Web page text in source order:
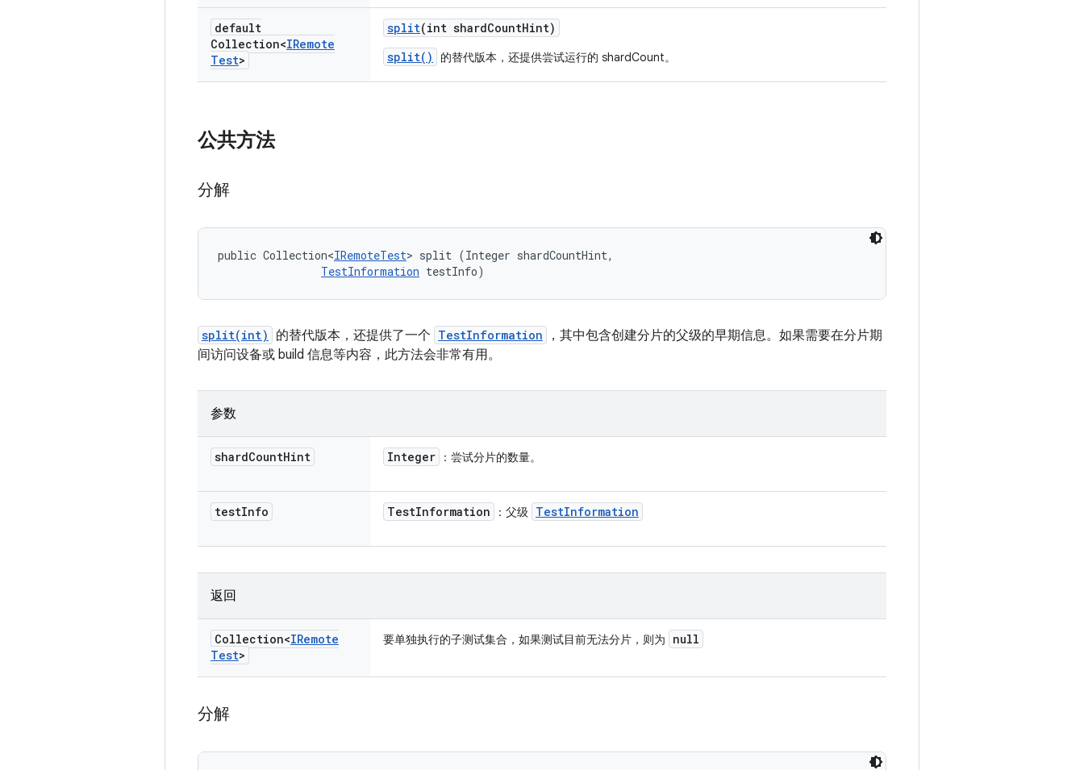
default
Collection<IRemote
Test>
split(int shardCountHint)
split()
的替代版本，还提供尝试运行的 shardCount。
公共方法
分解
public Collection<IRemoteTest> split (Integer shardCountHint,
TestInformation testInfo)
split(int) 的替代版本，还提供了一个 TestInformation
，其中包含创建分片的父级的早期信息。如果需要在分片期
间访问设备或 build 信息等内容，此方法会非常有用。
参数
shardCountHint Integer ：尝试分片的数量。
testInfo TestInformation ：父级 TestInformation
返回
Collection<IRemote
Test>
要单独执行的子测试集合，如果测试目前无法分片，则为 null
分解